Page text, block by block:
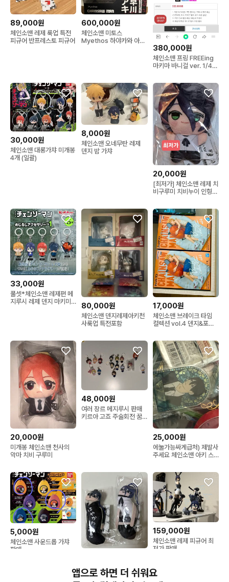
89,000원
체인소맨 레제 룩업 특전
피규어 반프레스토 피규어
600,000원
체인소맨 미토스
Myethos 하야카와 아키
380,000원
체인소맨 프링 FREEing
마키마 바니걸 ver. 1/4
30,000원
체인소맨 대롱가챠 미개봉
4개 (일괄)
8,000원
체인소맨 오네무탄 레제
덴지 밤 가챠
20,000원
[최저가] 체인소맨 레제 치
비구루미 치비누이 인형
33,000원
풀셋*체인소맨 레제편 메
지루시 레제 덴지 마키미
80,000원
체인소맨 덴지레제아키천
사룩업 특전포함
17,000원
체인소맨 브레이크 타임
컬렉션 vol.4 덴지&포치
20,000원
미개봉 체인소맨 천사의
악마 치비 구루미
48,000원
여러 장르 메지루시 판매
키르아 고죠 주술회전 꿈
25,000원
에눌가능싸게급처) 제발사
주세요 체인소맨 아키 스
5,000원
체인소맨 사운드롭 가챠
판매
체인소맨 아키 레제 뒤틀
린 녀석들 일괄
159,000원
체인소맨 레제 피규어 최
저가 판매
앱으로 하면 더 쉬워요